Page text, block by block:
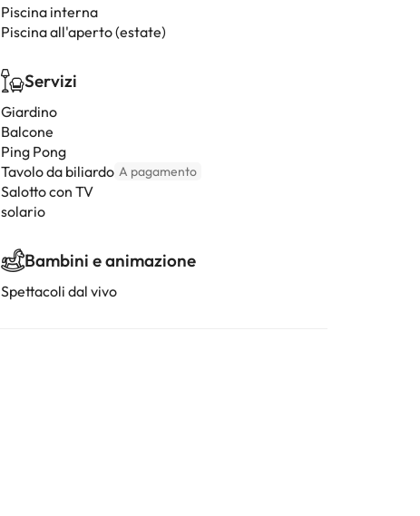
Piscina interna
Piscina all'aperto (estate)
Servizi
Giardino
Balcone
Ping Pong
Tavolo da biliardo A pagamento
Salotto con TV
solario
Bambini e animazione
Spettacoli dal vivo